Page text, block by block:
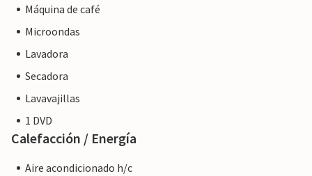
Máquina de café
Microondas
Lavadora
Secadora
Lavavajillas
1 DVD
Calefacción / Energía
Aire acondicionado h/c